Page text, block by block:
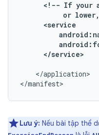
<!-- If your
or lower,
</application>
</manifest>
Lưu ý: Nếu bài tập thể